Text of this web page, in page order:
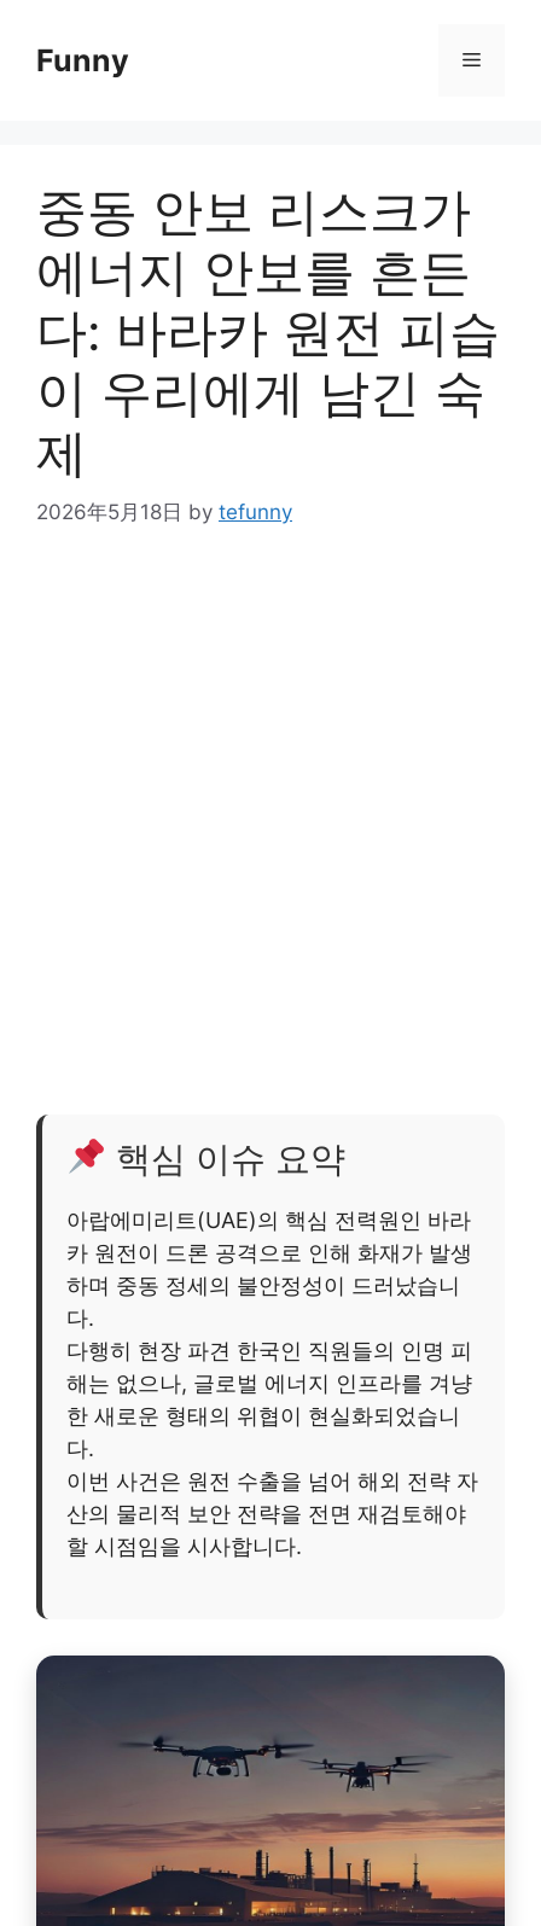
contentFunny Menu
중동 안보 리스크가
에너지 안보를 흔든
다: 바라카 원전 피습
이 우리에게 남긴 숙
제
2026年5月18日 by tefunny
핵심 이슈 요약
아랍에미리트(UAE)의 핵심 전력원인 바라
카 원전이 드론 공격으로 인해 화재가 발생
하며 중동 정세의 불안정성이 드러났습니
다.
다행히 현장 파견 한국인 직원들의 인명 피
해는 없으나, 글로벌 에너지 인프라를 겨냥
한 새로운 형태의 위협이 현실화되었습니
다.
이번 사건은 원전 수출을 넘어 해외 전략 자
산의 물리적 보안 전략을 전면 재검토해야
할 시점임을 시사합니다.